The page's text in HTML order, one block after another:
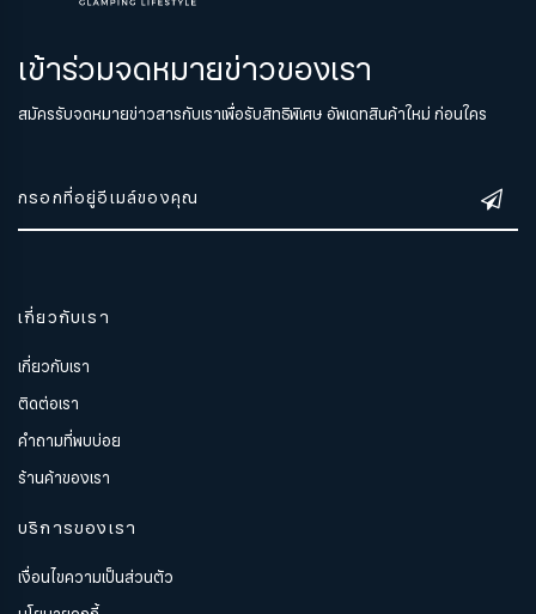
เข้าร่วมจดหมายข่าวของเรา
สมัครรับจดหมายข่าวสารกับเราเพื่อรับสิทธิพิเศษ อัพเดทสินค้าใหม่ ก่อนใคร
เกี่ยวกับเรา
เกี่ยวกับเรา
ติดต่อเรา
คำถามที่พบบ่อย
ร้านค้าของเรา
บริการของเรา
เงื่อนไขความเป็นส่วนตัว